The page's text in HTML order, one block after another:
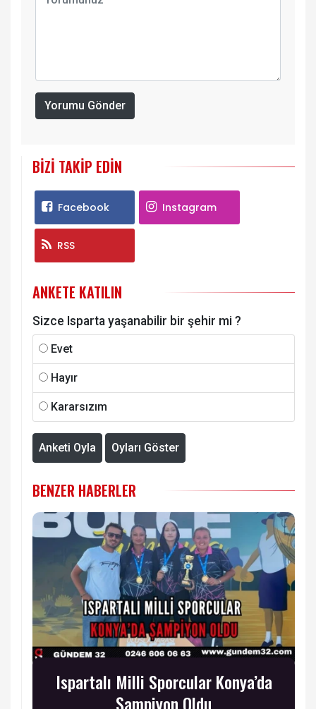
Yorumu Gönder
BIZI TAKIP EDIN
Facebook Instagram
RSS
ANKETE KATILIN
Sizce Isparta yaşanabilir bir şehir mi ?
Evet
Hayır
Kararsızım
Anketi Oyla Oyları Göster
BENZER HABERLER
Ispartalı Milli Sporcular Konya’da
Şampiyon Oldu